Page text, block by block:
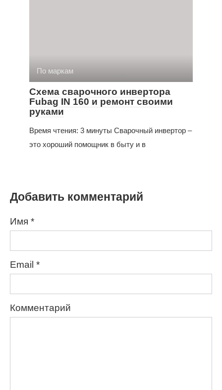
По маркам
Схема сварочного инвертора
Fubag IN 160 и ремонт своими
руками
Время чтения: 3 минуты Сварочный инвертор –
это хороший помощник в быту и в
Добавить комментарий
Имя *
Email *
Комментарий